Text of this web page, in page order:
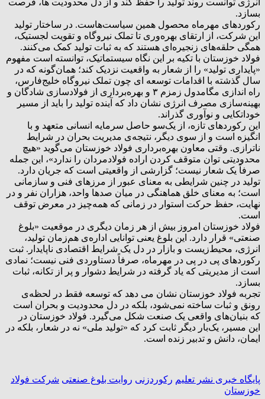
انرژی توانست روند تولید را حفظ کند و از دل محدودیت ها، فرصت
بسازد.
رکوردهای مهرماه محصول همین سیاست‌هاست. در ساختار تولید
این شرکت، از ارتقای بهره‌وری تا تملک نیروگاه و تقویت لجستیک،
همگی حلقه‌های زنجیره‌ای‌ هستند که به ثبات تولید کمک می‌کنند.
فولاد خوزستان با تکیه بر این نگاه سیستماتیک، توانسته است مفهوم
«پایداری تولید» را از شعار به واقعیت نزدیک کند؛ همان‌گونه که در
سال گذشته با اقدامات توسعه ای چون تملک نیروگاه خلیج‌فارس،
راه اندازی مگامدول زمزم ۳ و بهره‌برداری از فولادسازی شادگان و
‌بهینه‌سازی مصرف انرژی نشان داد که آینده تولید را باید از مسیر
خوداتکایی و نوآوری گذراند.
این رکوردهای تازه، از یک‌سو حاصل سرمایه انسانی متعهد و با
انگیزه است و از سوی دیگر، نتیجه‌ی مدیریت بحران در شرایط
ناترازی. وقتی معاون بهره‌برداری فولاد خوزستان می‌گوید «هیچ
محدودیتی توان متوقف کردن اراده فولادمردان را ندارد»، این جمله
صرفاً یک شعار نیست؛ گزارشی از واقعیتی است که جریان دارد.
تولید در چنین شرایطی به معنای عبور از مرزهای فنی و سازمانی
است؛ به معنای خلق هماهنگی در میان صدها واحد، هزاران نفر و در
نهایت، حفظ حرکت استوار در زمانی که همه‌چیز در معرض توقف
است.
فولاد خوزستان امروز بیش از هر زمان دیگری در موقعیت «بلوغ
صنعتی» قرار دارد. این بلوغ یعنی توانایی اداره‌ی هم‌زمان تولید،
انرژی، محیط‌زیست و بازار در دل یک شرایط اقتصادی ناپایدار. ثبت
رکوردهای پی در پی در مهرماه، صرفاً دستاوردی فنی نیست؛ نمادی
است از مدیریتی که یاد گرفته در شرایط دشوار و پر از تکانه، ثبات
بسازد.
تجربه فولاد خوزستان نشان می دهد که توسعه فقط در لحظه‌ی
رونق و ثبات ساخته نمی‌شود، بلکه در دل محدودیت و بحران است
که بنیان‌های واقعی یک صنعت شکل می‌گیرد. فولاد خوزستان در
این مسیر، یک‌بار دیگر ثابت کرد که «تولید ملی» نه در شعار، بلکه در
ایمان، دانش و تدبیر زنده است.
پايگاه خبری نشر تعلیم رکوردزنی روایت بلوغ صنعتی شرکت فولاد
خوزستان